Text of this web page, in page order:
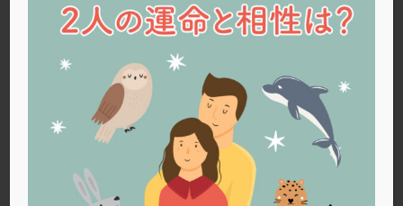
松本レディースIVFクリニック
FTカテーテル
hCG IMSI
L-カルニチン
LH
LUF MD-TESE MRワクチン
MTHFR
NIPT
NK活性 NK細胞
PCOS PCOS，妊活クイズ
PCPS
PFC-FD療法
PGT-A PICSI
PPOS法
SEET法 SLE
TESE
Th検査
TORIO検査 TRIO検査
アシストハッチング
アスピリン
アンタゴニスト法